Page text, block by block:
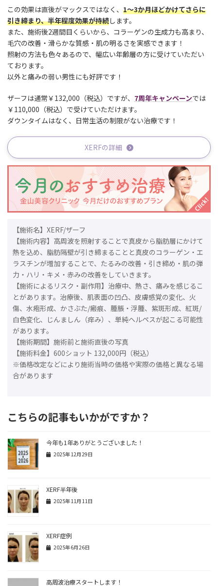
この効果は直後がマックスではなく、 1～3か月ほどかけてさらに
引き締まり、半年程度効果が持続します。
また、施術後2週間目くらいから、コラーゲンの生成力も高まり、
毛穴の改善・滑らかな質感・肌の明るさを実感できます！
照射の方法も色々あるので、幅広い年齢層の方に受けていただい
ております。
以外と痛みの弱い男性にも好評です！
ザーフは通常￥132,000（税込）ですが、 7周年キャンペーンでは
￥110,000（税込）で受けていただけます。
ダウンタイムはなく、日常生活の制限がない治療です！
XERFの詳細
【施術名】XERF/ザーフ
【施術内容】高周波を照射することで真皮から脂肪層にかけて
熱を込め、脂肪隔壁が引き締まることと真皮のコラーゲン・エ
ラスチンが増加することで、たるみの改善・引き締め・肌の弾
力・ハリ・キメ・赤みの改善をしていきます。
【施術によるリスク・副作用】治療中、熱さ、痛みを感じるこ
とがあります。治療後、肌表面の凹凸、皮膚感覚の変化、火
傷、水疱形成、かさぶた/瘢痕、腫脹・浮腫、紫斑形成、紅斑/
白色変化、じんましん（痒み）、単純ヘルペスが起こる可能性
があります。
【施術期間】施術前と施術直後の写真
【施術料金】600ショット 132,000円（税込）
※価格改定などにより施術当時の価格や実際の価格と異なる場
合があります
こちらの記事もいかがですか？
今年も1年ありがとうございました！
2025年12月29日
XERF半年後
2025年11月11日
XERF症例
2025年6月26日
高周波治療スタートします！